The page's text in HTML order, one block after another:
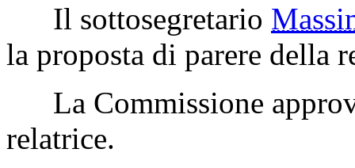
Il sottosegretario
la proposta di parere della
La Commissione
relatrice.